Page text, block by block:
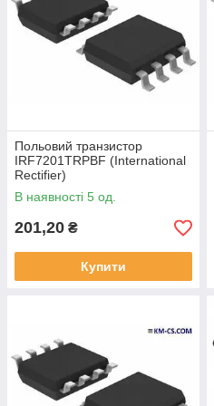
Польовий транзистор
IRF7201TRPBF (International
Rectifier)
В наявності 5 од.
201,20 ₴
Купити